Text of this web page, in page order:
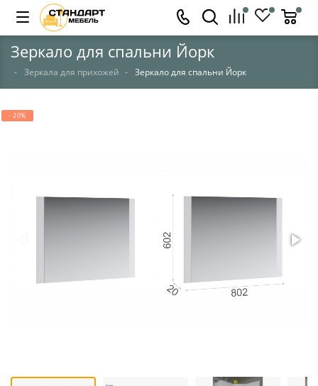
Зеркало для спальни Йорк
Зеркала для прихожей Зеркало для спальни Йорк
- 20%